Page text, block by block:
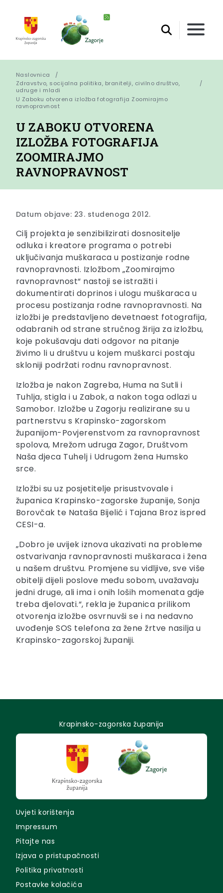
Naslovnica
Zdravstvo, socijalna politika, branitelji, civilno društvo,
udruge i mladi
U Zaboku otvorena izložba fotografija Zoomirajmo
ravnopravnost
U ZABOKU OTVORENA
IZLOŽBA FOTOGRAFIJA
ZOOMIRAJMO
RAVNOPRAVNOST
Datum objave: 23. studenoga 2012.
Cilj projekta je senzibilizirati dosnositelje
odluka i kreatore programa o potrebi
uključivanja muškaraca u postizanje rodne
ravnopravnosti. Izložbom „Zoomirajmo
ravnopravnost“ nastoji se istražiti i
dokumentirati doprinos i ulogu muškaraca u
procesu postizanja rodne ravnopravnosti. Na
izložbi je predstavljeno devetnaest fotografija,
odabranih od strane stručnog žirija za izložbu,
koje pokušavaju dati odgovor na pitanje
živimo li u društvu u kojem muškarci postaju
skloniji podržati rodnu ravnopravnost.
Izložba je nakon Zagreba, Huma na Sutli i
Tuhlja, stigla i u Zabok, a nakon toga odlazi u
Samobor. Izložbe u Zagorju realizirane su u
partnerstvu s Krapinsko-zagorskom
županijom-Povjerenstvom za ravnopravnost
spolova, Mrežom udruga Zagor, Društvom
Naša djeca Tuhelj i Udrugom žena Humsko
srce.
Izložbi su uz posjetitelje prisustvovale i
županica Krapinsko-zagorske županije, Sonja
Borovčak te Nataša Bijelić i Tajana Broz ispred
CESI-a.
„Dobro je uvijek iznova ukazivati na probleme
ostvarivanja ravnopravnosti muškaraca i žena
u našem društvu. Promjene su vidljive, sve više
obitelji dijeli poslove među sobom, uvažavaju
jedni druge, ali ima i onih loših momenata gdje
treba djelovati.“, rekla je županica prilikom
otvorenja izložbe osvrnuvši se i na nedavno
uvođenje SOS telefona za žene žrtve nasilja u
Krapinsko-zagorskoj županiji.
Krapinsko-zagorska županija
Uvjeti korištenja
Impressum
Pitajte nas
Izjava o pristupačnosti
Politika privatnosti
Postavke kolačića